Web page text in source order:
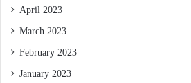
April 2023
March 2023
February 2023
January 2023